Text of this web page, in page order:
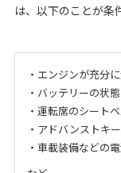
は、以下のことが条
・エンジンが充分
・バッテリーの状
・運転席のシート
・アドバンストキ
・車載装備などの